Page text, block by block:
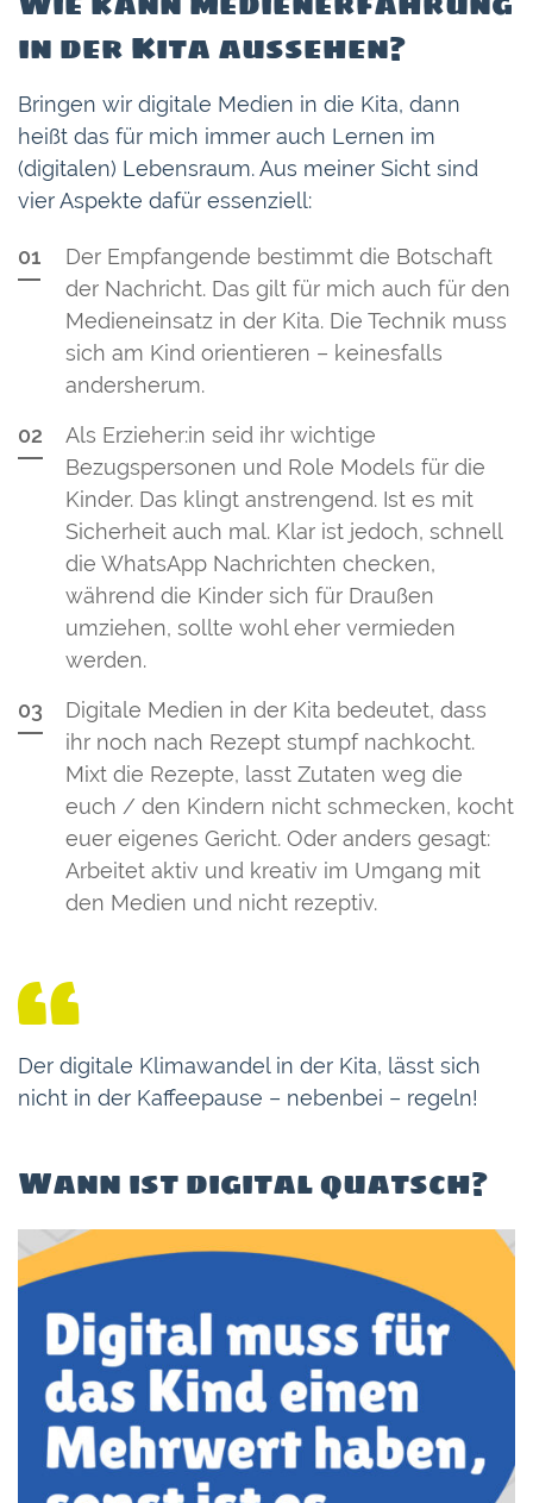
in der Kita aussehen?
Bringen wir digitale Medien in die Kita, dann
heißt das für mich immer auch Lernen im
(digitalen) Lebensraum. Aus meiner Sicht sind
vier Aspekte dafür essenziell:
Der Empfangende bestimmt die Botschaft
der Nachricht. Das gilt für mich auch für den
Medieneinsatz in der Kita. Die Technik muss
sich am Kind orientieren – keinesfalls
andersherum.
Als Erzieher:in seid ihr wichtige
Bezugspersonen und Role Models für die
Kinder. Das klingt anstrengend. Ist es mit
Sicherheit auch mal. Klar ist jedoch, schnell
die WhatsApp Nachrichten checken,
während die Kinder sich für Draußen
umziehen, sollte wohl eher vermieden
werden.
Digitale Medien in der Kita bedeutet, dass
ihr noch nach Rezept stumpf nachkocht.
Mixt die Rezepte, lasst Zutaten weg die
euch / den Kindern nicht schmecken, kocht
euer eigenes Gericht. Oder anders gesagt:
Arbeitet aktiv und kreativ im Umgang mit
den Medien und nicht rezeptiv.
Der digitale Klimawandel in der Kita, lässt sich
nicht in der Kaffeepause – nebenbei – regeln!
Wann ist digital quatsch?